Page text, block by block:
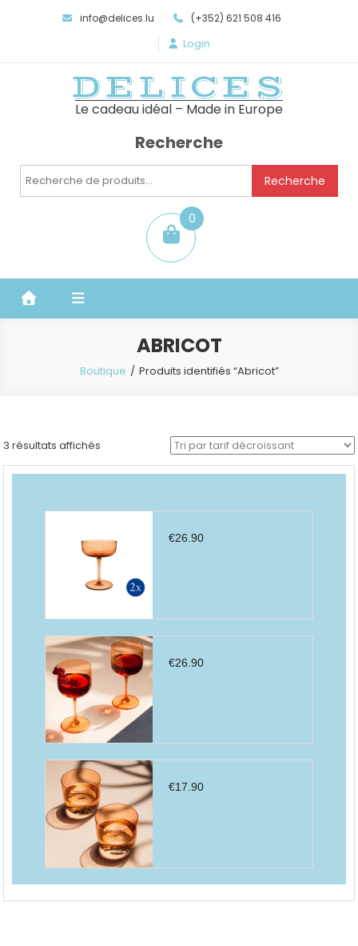
info@delices.lu (+352) 621 508 416
Login
DELICES
Le cadeau idéal – Made in Europe
Recherche
Recherche
Recherche
0
item
ABRICOT
Boutique Produits identifiés “Abricot”
3 résultats affichés
par
€26.90
€26.90
€17.90